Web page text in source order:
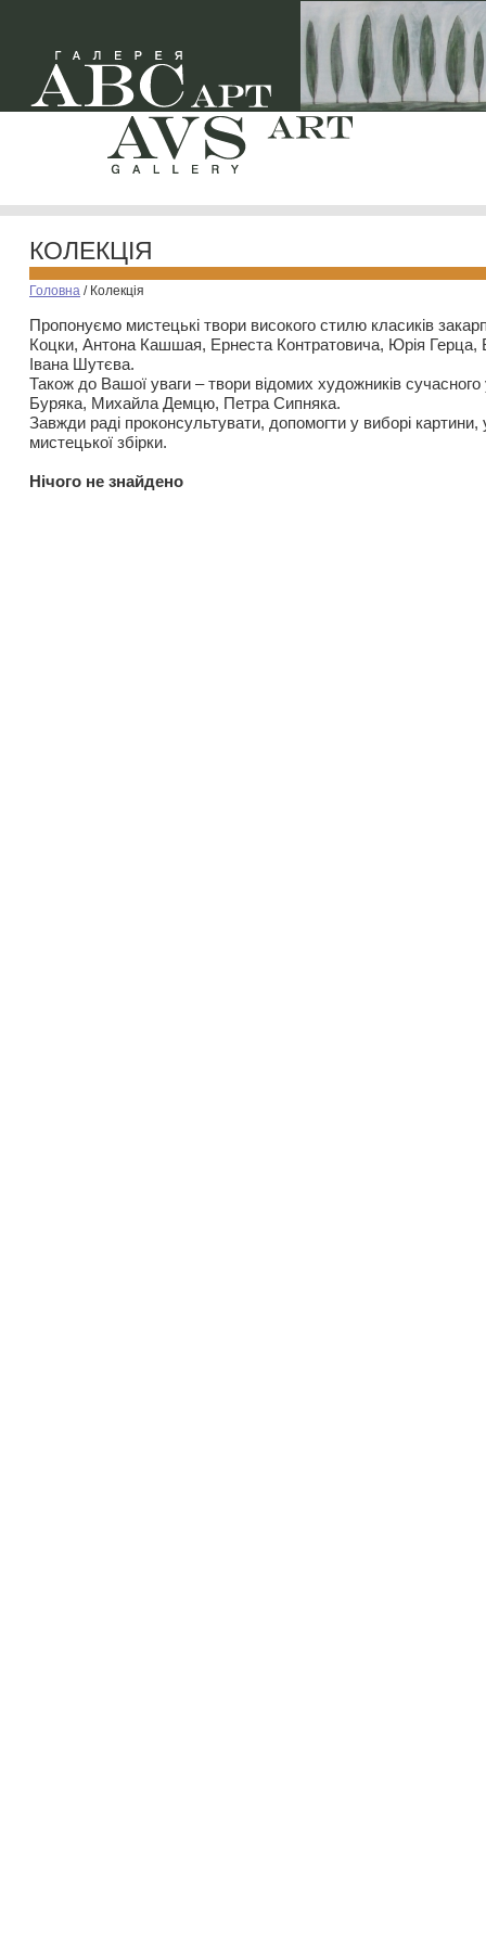
КОЛЕКЦІЯ
Головна / Колекція
Пропонуємо мистецькі твори високого стилю класиків
Коцки, Антона Кашшая, Ернеста Контратовича, Юрія
Івана Шутєва.
Також до Вашої уваги – твори відомих художників
Буряка, Михайла Демцю, Петра Сипняка.
Завжди раді проконсультувати, допомогти у виборі картини,
мистецької збірки.
Нiчого не знайдено